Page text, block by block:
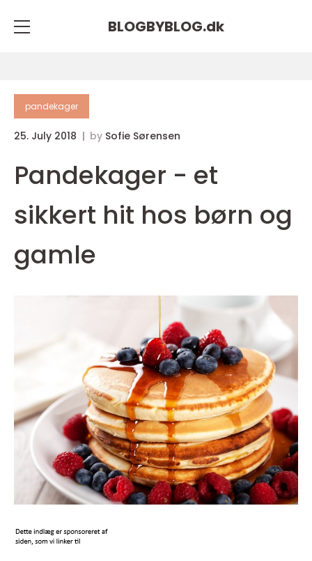
BLOGBYBLOG.dk
pandekager
25. July 2018 by Sofie Sørensen
Pandekager - et
sikkert hit hos børn og
gamle